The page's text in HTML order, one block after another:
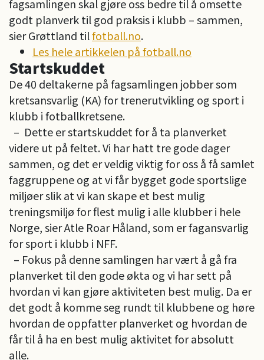
fagsamlingen skal gjøre oss bedre til å omsette
godt planverk til god praksis i klubb – sammen,
sier Grøttland tilfotball.no.
Les hele artikkelen på fotball.no
Startskuddet
De 40 deltakerne på fagsamlingen jobber som
kretsansvarlig (KA) for trenerutvikling og sport i
klubb i fotballkretsene.
– Dette er startskuddet for å ta planverket
videre ut på feltet. Vi har hatt tre gode dager
sammen, og det er veldig viktig for oss å få samlet
faggruppene og at vi får bygget gode sportslige
miljøer slik at vi kan skape et best mulig
treningsmiljø for flest mulig i alle klubber i hele
Norge, sier Atle Roar Håland, som er fagansvarlig
for sport i klubb i NFF.
– Fokus på denne samlingen har vært å gå fra
planverket til den gode økta og vi har sett på
hvordan vi kan gjøre aktiviteten best mulig. Da er
det godt å komme seg rundt til klubbene og høre
hvordan de oppfatter planverket og hvordan de
får til å ha en best mulig aktivitet for absolutt
alle.